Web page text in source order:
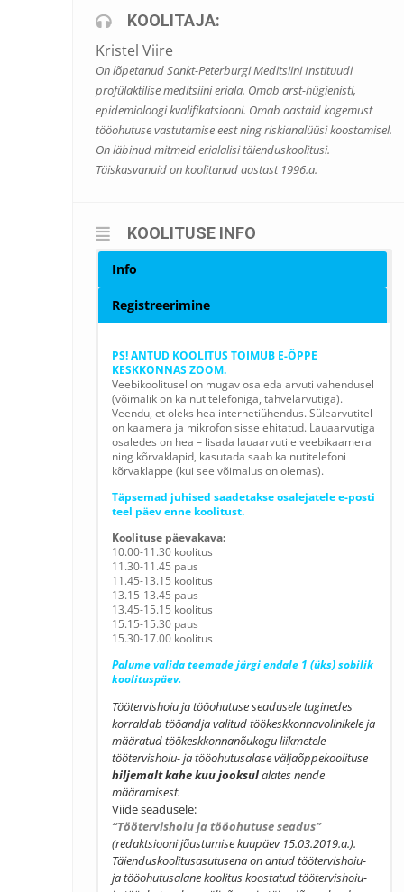
KOOLITAJA:
Kristel Viire
On lõpetanud Sankt-Peterburgi Meditsiini Instituudi
profülaktilise meditsiini eriala. Omab arst-hügienisti,
epidemioloogi kvalifikatsiooni. Omab aastaid kogemust
tööohutuse vastutamise eest ning riskianalüüsi koostamisel.
On läbinud mitmeid erialalisi täienduskoolitusi.
Täiskasvanuid on koolitanud aastast 1996.a.
KOOLITUSE INFO
Info
Registreerimine
PS! ANTUD KOOLITUS TOIMUB E-ÕPPE
KESKKONNAS ZOOM.
Veebikoolitusel on mugav osaleda arvuti vahendusel
(võimalik on ka nutitelefoniga, tahvelarvutiga).
Veendu, et oleks hea internetiühendus. Sülearvutitel
on kaamera ja mikrofon sisse ehitatud. Lauaarvutiga
osaledes on hea – lisada lauaarvutile veebikaamera
ning kõrvaklapid, kasutada saab ka nutitelefoni
kõrvaklappe (kui see võimalus on olemas).
Täpsemad juhised saadetakse osalejatele e-posti
teel päev enne koolitust.
Koolituse päevakava:
10.00-11.30 koolitus
11.30-11.45 paus
11.45-13.15 koolitus
13.15-13.45 paus
13.45-15.15 koolitus
15.15-15.30 paus
15.30-17.00 koolitus
Palume valida teemade järgi endale 1 (üks) sobilik
koolituspäev.
Töötervishoiu ja tööohutuse seadusele tuginedes
korraldab tööandja valitud töökeskkonnavolinikele ja
määratud töökeskkonnanõukogu liikmetele
töötervishoiu- ja tööohutusalase väljaõppekoolituse
hiljemalt kahe kuu jooksulalates nende
määramisest.
Viide seadusele:
“Töötervishoiu ja tööohutuse seadus”
(redaktsiooni jõustumise kuupäev 15.03.2019.a.).
Täienduskoolitusasutusena on antudtöötervishoiu-
ja tööohutusalane koolitus koostatud töötervishoiu-